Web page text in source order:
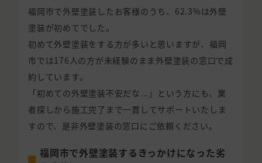
福岡市で外壁塗装したお客様のうち、62.3%は外壁
塗装が初めてでした。
初めて外壁塗装をする方が多いと思いますが、福岡
市では176人の方が未経験のまま外壁塗装の窓口で成
約しています。
「初めての外壁塗装不安だな...」という方にも、業
者探しから施工完了まで一貫してサポートいたしま
すので、是非外壁塗装の窓口にご依頼ください。
福岡市で外壁塗装するきっかけになった劣